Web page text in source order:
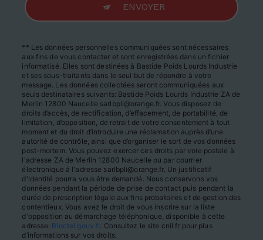
ENVOYER
** Les données personnelles communiquées sont nécessaires
aux fins de vous contacter et sont enregistrées dans un fichier
informatisé. Elles sont destinées à Bastide Poids Lourds Industrie
et ses sous-traitants dans le seul but de répondre à votre
message. Les données collectées seront communiquées aux
seuls destinataires suivants: Bastide Poids Lourds Industrie ZA de
Merlin 12800 Naucelle sarlbpli@orange.fr. Vous disposez de
droits d’accès, de rectification, d’effacement, de portabilité, de
limitation, d’opposition, de retrait de votre consentement à tout
moment et du droit d’introduire une réclamation auprès d’une
autorité de contrôle, ainsi que d’organiser le sort de vos données
post-mortem. Vous pouvez exercer ces droits par voie postale à
l'adresse ZA de Merlin 12800 Naucelle ou par courrier
électronique à l'adresse sarlbpli@orange.fr. Un justificatif
d'identité pourra vous être demandé. Nous conservons vos
données pendant la période de prise de contact puis pendant la
durée de prescription légale aux fins probatoires et de gestion des
contentieux. Vous avez le droit de vous inscrire sur la liste
d'opposition au démarchage téléphonique, disponible à cette
adresse: Bloctel.gouv.fr. Consultez le site cnil.fr pour plus
d’informations sur vos droits.